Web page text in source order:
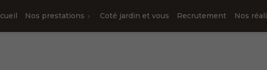
Nos prestations Coté jardin et vous Recrutement Nos